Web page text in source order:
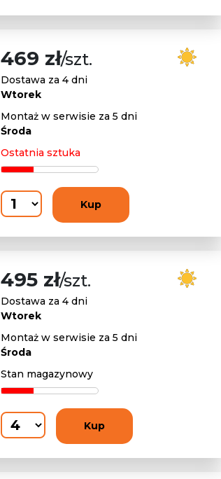
469 zł/szt.
Dostawa za 4 dni
Wtorek
Montaż w serwisie za 5 dni
Środa
Ostatnia sztuka
Kup
495 zł/szt.
Dostawa za 4 dni
Wtorek
Montaż w serwisie za 5 dni
Środa
Stan magazynowy
Kup